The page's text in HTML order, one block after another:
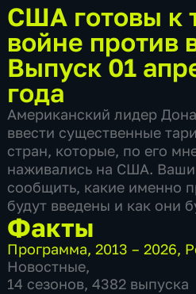
США готовы к
войне против
Выпуск 01
года
Американский лидер
ввести существенные
стран, которые, по его
наживались на США.
сообщить, какие именно
будут введены и как они
Факты
Программа,2013 – 2026,
Новостные,
14 сезонов, 4382 выпуска